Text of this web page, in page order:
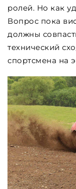
ролей. Но как
Вопрос пока
должны
технический
спортсмена на